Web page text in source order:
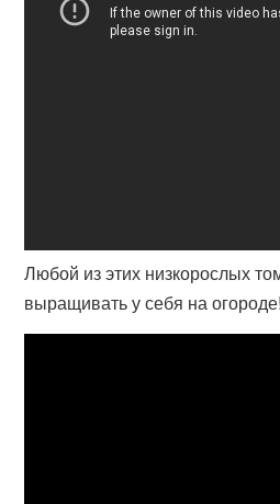
Любой из этих низкорослых
выращивать у себя на огороде!